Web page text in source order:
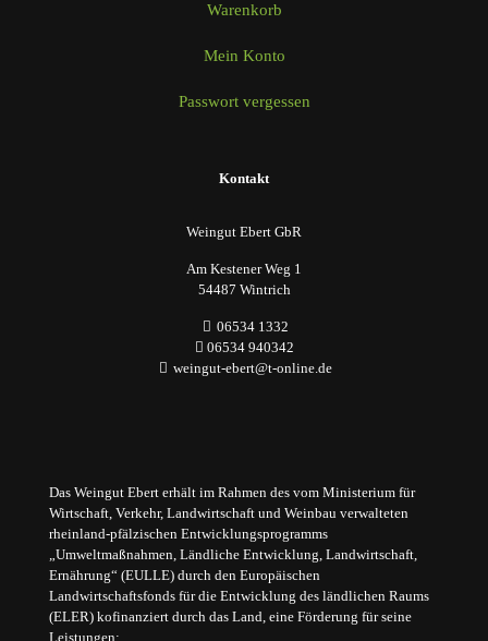
Warenkorb
Mein Konto
Passwort vergessen
Kontakt
Weingut Ebert GbR
Am Kestener Weg 1
54487 Wintrich
06534 1332
06534 940342
weingut-ebert@t-online.de
Das Weingut Ebert erhält im Rahmen des vom Ministerium für
Wirtschaft, Verkehr, Landwirtschaft und Weinbau verwalteten
rheinland-pfälzischen Entwicklungsprogramms
„Umweltmaßnahmen, Ländliche Entwicklung, Landwirtschaft,
Ernährung“ (EULLE) durch den Europäischen
Landwirtschaftsfonds für die Entwicklung des ländlichen Raums
(ELER) kofinanziert durch das Land, eine Förderung für seine
Leistungen: